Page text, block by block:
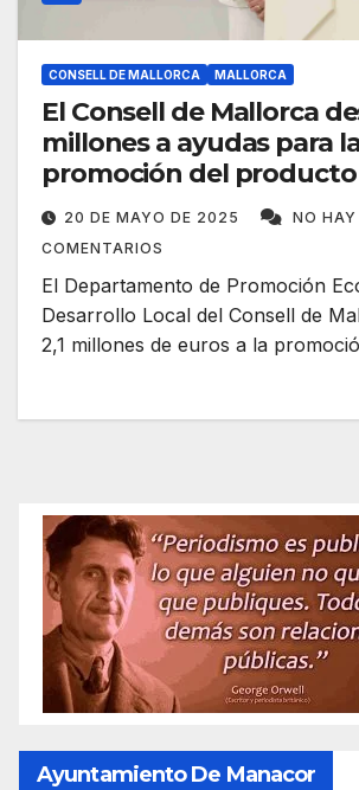
CONSELL DE MALLORCA MALLORCA
El Consell de Mallorca
millones a ayudas para
promoción del
20 DE MAYO DE 2025
NO HAY
COMENTARIOS
El Departamento de Promoción
Desarrollo Local del Consell de
2,1 millones de euros a la
Ayuntamiento De Manacor